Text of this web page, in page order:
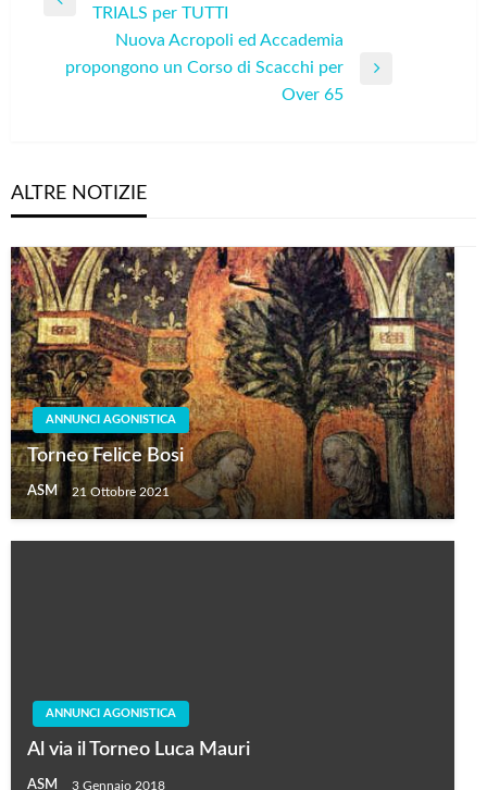
articoli
PreviousTRIALS per TUTTI
Next
Nuova Acropoli ed Accademia
propongono un Corso di Scacchi per
Over 65
ALTRE NOTIZIE
ANNUNCI AGONISTICA
Torneo Felice Bosi
ASM 21 Ottobre 2021
ANNUNCI AGONISTICA
Al via il Torneo Luca Mauri
ASM 3 Gennaio 2018